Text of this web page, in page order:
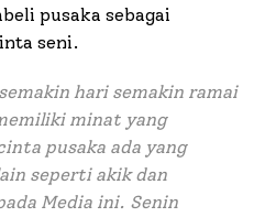
pusaka sebagai
seni.
hari semakin ramai
minat yang
pusaka ada yang
seperti akik dan
Media ini. Senin